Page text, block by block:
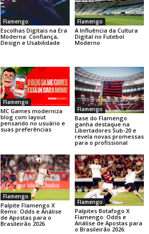
Flamengo
Escolhas Digitais na Era
Moderna: Confiança,
Design e Usabilidade
Flamengo
A Influência da Cultura
Digital no Futebol
Moderno
Flamengo
MC Games moderniza
blog com layout
pensando no usuário e
suas preferências
Flamengo
Base do Flamengo
ganha destaque na
Libertadores Sub-20 e
revela novas promessas
para o profissional
Flamengo
Palpite Flamengo X
Remo: Odds e Análise
de Apostas para o
Brasileirão 2026
Flamengo
Palpites Botafogo X
Flamengo: Odds e
Análise de Apostas para
o Brasileirão 2026